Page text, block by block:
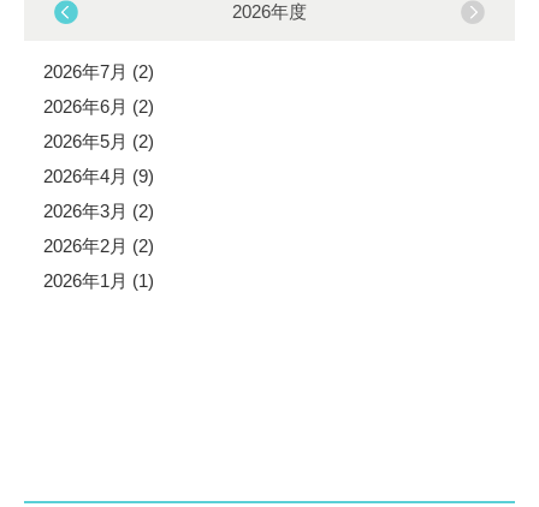
2026年度
2026年7月 (2)
2026年6月 (2)
2026年5月 (2)
2026年4月 (9)
2026年3月 (2)
2026年2月 (2)
2026年1月 (1)